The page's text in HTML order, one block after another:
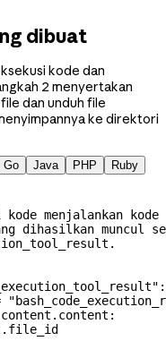
dibuat
kode dan
2 menyertakan
dan unduh file
ke direktori
Go Java PHP Ruby
menjalankan
dihasilkan muncul
: